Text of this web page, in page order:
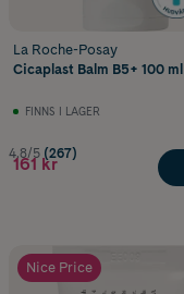
La Roche-Posay
Cicaplast Balm B5+ 100 ml
FINNS I LAGER
4.8/5 (267)
161 kr
Nice Price